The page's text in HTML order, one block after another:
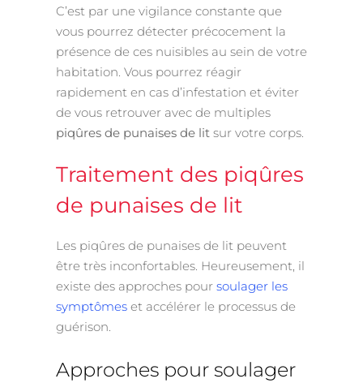
C’est par une vigilance constante que
vous pourrez détecter précocement la
présence de ces nuisibles au sein de votre
habitation. Vous pourrez réagir
rapidement en cas d’infestation et éviter
de vous retrouver avec de multiples
piqûres de punaises de litsur votre corps.
Traitement des piqûres
de punaises de lit
Les piqûres de punaises de lit peuvent
être très inconfortables. Heureusement, il
existe des approches pour soulager les
symptômeset accélérer le processus de
guérison.
Approches pour soulager